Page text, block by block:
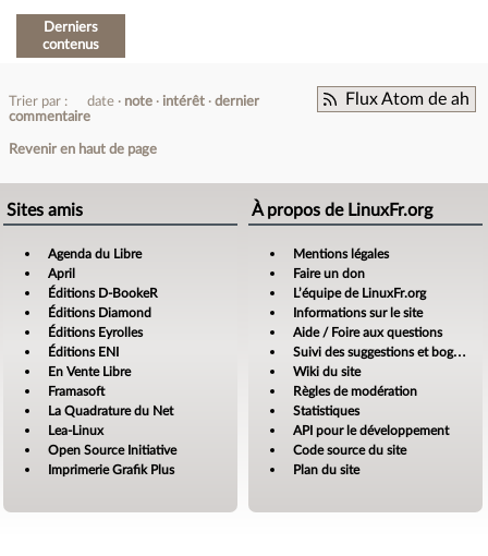
Derniers
contenus
Flux Atom de ah
Trier par : date note intérêt
dernier
commentaire
Revenir en haut de page
Sites amis
Agenda du Libre
April
Éditions D-BookeR
Éditions Diamond
Éditions Eyrolles
Éditions ENI
En Vente Libre
Framasoft
La Quadrature du Net
Lea-Linux
Open Source Initiative
Imprimerie Grafik Plus
À propos de LinuxFr.org
Mentions légales
Faire un don
L’équipe de LinuxFr.org
Informations sur le site
Aide / Foire aux questions
Suivi des suggestions et bogues
Wiki du site
Règles de modération
Statistiques
API pour le développement
Code source du site
Plan du site